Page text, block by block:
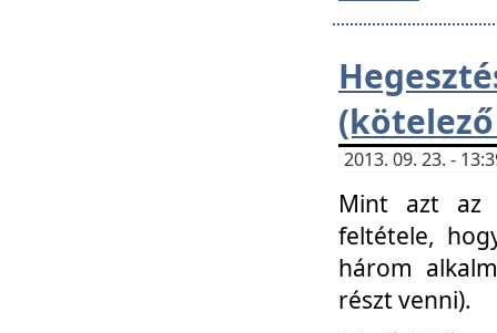
2013. 09. 23. -
Mint azt az
feltétele,
három
részt venni).